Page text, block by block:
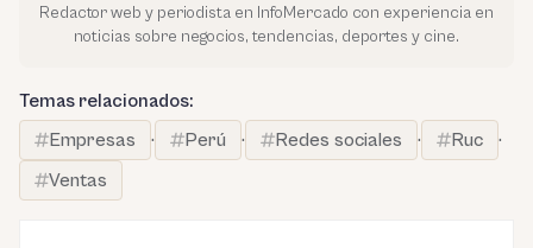
Redactor web y periodista en InfoMercado con experiencia en
noticias sobre negocios, tendencias, deportes y cine.
Temas relacionados:
Empresas
· Perú · Redes sociales · Ruc
·
Ventas